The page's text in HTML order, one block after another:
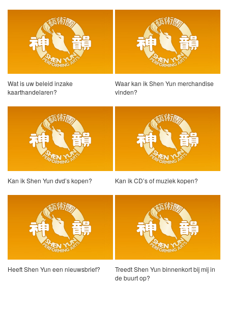
Wat is uw beleid inzake
kaarthandelaren?
Waar kan ik Shen Yun merchandise
vinden?
Kan ik Shen Yun dvd’s kopen? Kan ik CD’s of muziek kopen?
Heeft Shen Yun een nieuwsbrief?
Treedt Shen Yun binnenkort bij mij in
de buurt op?